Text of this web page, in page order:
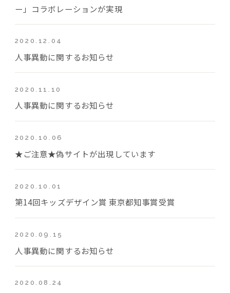
ー」コラボレーションが実現
2020.12.04
人事異動に関するお知らせ
2020.11.10
人事異動に関するお知らせ
2020.10.06
★ご注意★偽サイトが出現しています
2020.10.01
第14回キッズデザイン賞 東京都知事賞受賞
2020.09.15
人事異動に関するお知らせ
2020.08.24